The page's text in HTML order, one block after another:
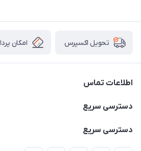
تحویل اکسپرس امکان
اطلاعات تماس
02166456492 - 09121933405
دسترسی سریع
خرید کیسه خواب
دسترسی سریع